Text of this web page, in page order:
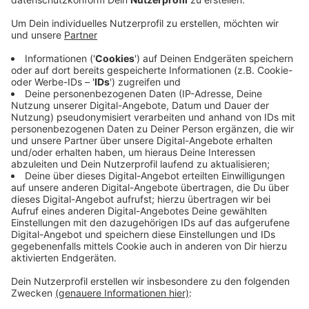
Anzeige
Die Stadt geht davon aus, dass die Erhöhung im
Einzelfall aber geringer ausfallen wird. Generell haben
bei uns in Mönchengladbach letztes Jahr rund 6.500
Haushalte Wohngeld bekommen - davon waren 57
Prozent Rentner. Wie viele Menschen in diesem Jahr
einen Anspruch auf Wohngeld haben werden, lässt sich
laut Stadt noch nicht sagen, weil sich auch andere
Gelder erhöht haben, die Einfluss auf den
Wohngeldanspruch haben - dazu zählt zum Beispiel
das Kindergeld.
Anzeige